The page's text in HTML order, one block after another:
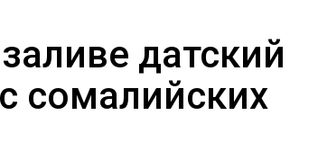
датский
сомалийских